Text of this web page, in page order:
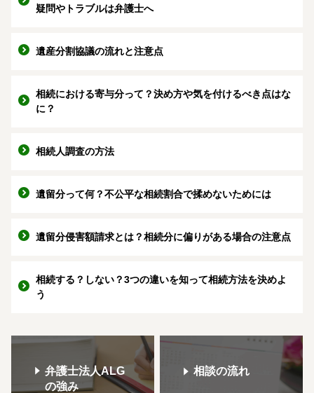
疑問やトラブルは弁護士へ
遺産分割協議の流れと注意点
相続における寄与分って？決め方や気を付けるべき点はな
に？
相続人調査の方法
遺留分って何？不公平な相続割合で揉めないためには
遺留分侵害額請求とは？相続分に偏りがある場合の注意点
相続する？しない？3つの違いを知って相続方法を決めよ
う
弁護士法人ALG
の強み
相談の流れ